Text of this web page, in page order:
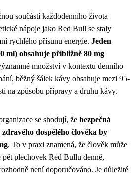
součástí každodenního života
nápoje jako Red Bull se staly
rychlého přísunu energie. Jeden
ml) obsahuje přibližně 80 mg
množství v kontextu denního
běžný šálek kávy obsahuje mezi 95-
na způsobu přípravy a druhu kávy.
se shodují, že bezpečná
dospělého člověka by
. To v praxi znamená, že člověk může
plechovek Red Bullu denně,
není doporučováno. Je důležité